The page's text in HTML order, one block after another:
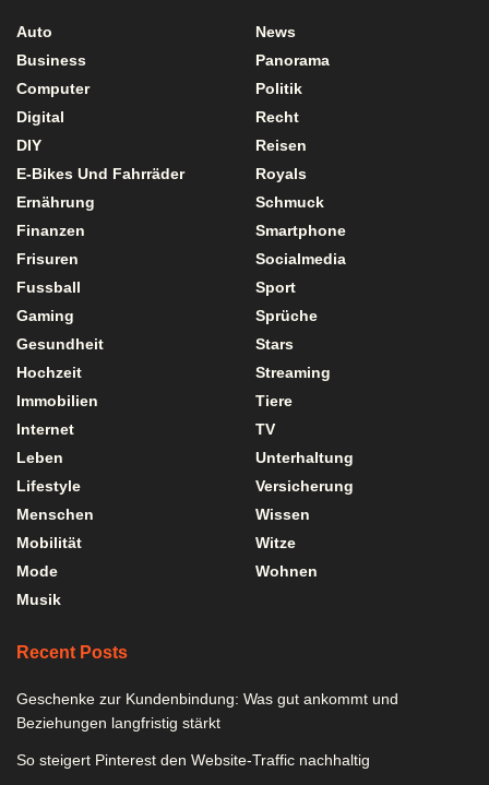
Auto
Business
Computer
Digital
DIY
E-Bikes Und Fahrräder
Ernährung
Finanzen
Frisuren
Fussball
Gaming
Gesundheit
Hochzeit
Immobilien
Internet
Leben
Lifestyle
Menschen
Mobilität
Mode
Musik
News
Panorama
Politik
Recht
Reisen
Royals
Schmuck
Smartphone
Socialmedia
Sport
Sprüche
Stars
Streaming
Tiere
TV
Unterhaltung
Versicherung
Wissen
Witze
Wohnen
Recent Posts
Geschenke zur Kundenbindung: Was gut ankommt und
Beziehungen langfristig stärkt
So steigert Pinterest den Website-Traffic nachhaltig